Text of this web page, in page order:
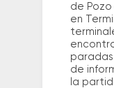
de
en
de
la